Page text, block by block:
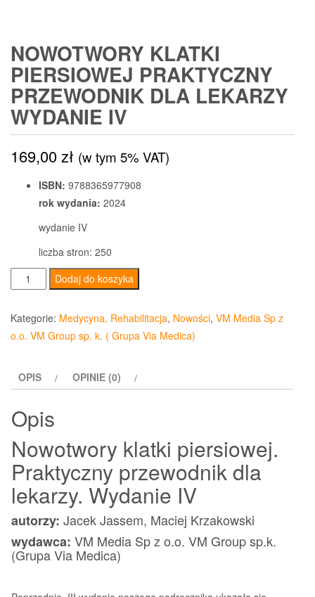
NOWOTWORY KLATKI
PIERSIOWEJ PRAKTYCZNY
PRZEWODNIK DLA LEKARZY
WYDANIE IV
169,00zł (w tym 5% VAT)
ISBN: 9788365977908
rok wydania: 2024
wydanie IV
liczba stron: 250
ilość
Nowotwory
klatki
piersiowej
dla
Wydanie
Dodaj do koszyka
Kategorie: Medycyna, Rehabilitacja, Nowości, VM Media Sp z
o.o. VM Group sp. k. ( Grupa Via Medica)
OPIS OPINIE (0)
Opis
Nowotwory klatki piersiowej.
Praktyczny przewodnik dla
lekarzy. Wydanie IV
autorzy: Jacek Jassem, Maciej Krzakowski
wydawca: VM Media Sp z o.o. VM Group sp.k.
(Grupa Via Medica)